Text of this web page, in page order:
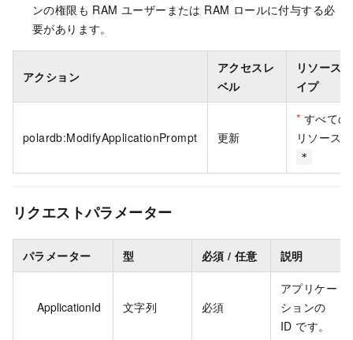
ンの権限も RAM ユーザーまたは RAM ロールに付与する必
要があります。
アクション
アクセスレ
ベル
リソースタ
イプ
polardb:ModifyApplicationPrompt 更新
* すべての
リソース
*
リクエストパラメーター
パラメーター 型 必須 / 任意 説明
ApplicationId 文字列 必須
アプリケー
ションの
ID です。